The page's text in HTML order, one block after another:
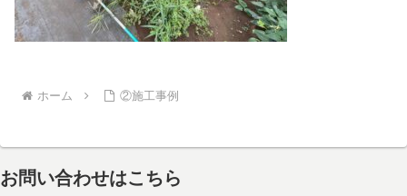
ホーム ②施工事例
お問い合わせはこちら